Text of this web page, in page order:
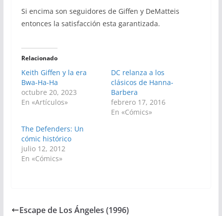
Si encima son seguidores de Giffen y DeMatteis
entonces la satisfacción esta garantizada.
Relacionado
Keith Giffen y la era
Bwa-Ha-Ha
octubre 20, 2023
En «Artículos»
DC relanza a los
clásicos de Hanna-
Barbera
febrero 17, 2016
En «Cómics»
The Defenders: Un
cómic histórico
julio 12, 2012
En «Cómics»
Escape de Los Ángeles (1996)